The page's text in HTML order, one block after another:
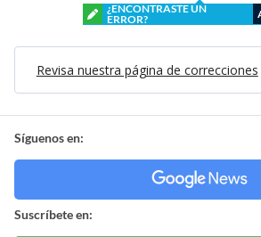
¿ENCONTRASTE UN
ERROR?
Revisa nuestra página de correcciones
Síguenos en:
Suscríbete en: